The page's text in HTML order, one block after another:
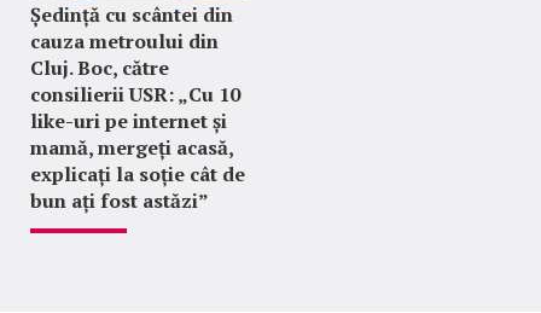
Ședință cu scântei din
cauza metroului din
Cluj. Boc, către
consilierii USR: „Cu 10
like-uri pe internet și
mamă, mergeți acasă,
explicați la soție cât de
bun ați fost astăzi”